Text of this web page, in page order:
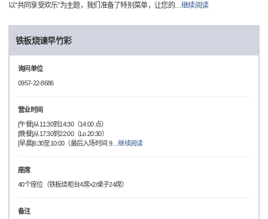
以“共同享受欢乐”为主题，我们准备了特别菜单，让您的…继续阅读
铁板烧谏早竹彩
询问单位
0957-22-8686
营业时间
[午餐]从11:30到14:30（14:00 点）
[晚餐]从17:30到22:00（Lo.20:30）
[早晨]6:30至10:00（最后入场时间 9…继续阅读
座席
40个座位（铁板烧柜台4席×2/桌子24席）
备注